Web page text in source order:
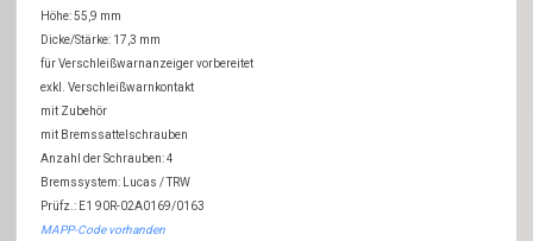
Höhe: 55,9 mm
Dicke/Stärke: 17,3 mm
für Verschleißwarnanzeiger vorbereitet
exkl. Verschleißwarnkontakt
mit Zubehör
mit Bremssattelschrauben
Anzahl der Schrauben: 4
Bremssystem: Lucas / TRW
Prüfz.: E1 90R-02A0169/0163
MAPP-Code vorhanden